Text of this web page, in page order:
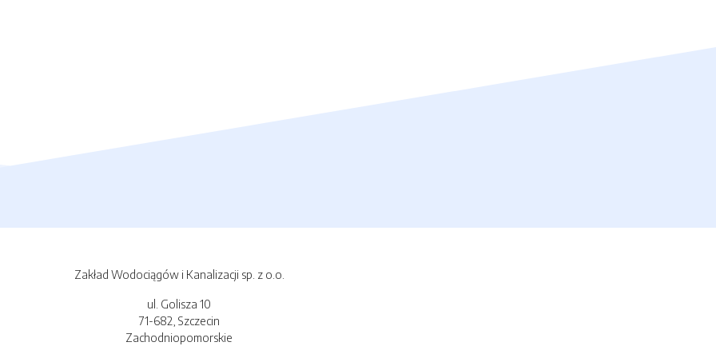
Zakład Wodociągów i Kanalizacji sp. z o.o.
ul. Golisza 10
71-682, Szczecin
Zachodniopomorskie